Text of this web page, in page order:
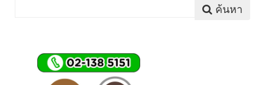
ค้นหา